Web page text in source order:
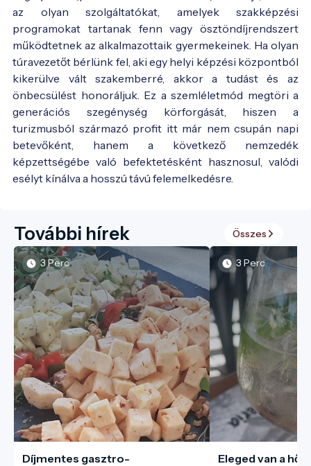
az olyan szolgáltatókat, amelyek szakképzési
programokat tartanak fenn vagy ösztöndíjrendszert
működtetnek az alkalmazottaik gyermekeinek. Ha olyan
túravezetőt bérlünk fel, aki egy helyi képzési központból
kikerülve vált szakemberré, akkor a tudást és az
önbecsülést honoráljuk. Ez a szemléletmód megtöri a
generációs szegénység körforgását, hiszen a
turizmusból származó profit itt már nem csupán napi
betevőként, hanem a következő nemzedék
képzettségébe való befektetésként hasznosul, valódi
esélyt kínálva a hosszú távú felemelkedésre.
További hírek Összes
3 Perc
Díjmentes gasztro-
3 Perc
Eleged van a